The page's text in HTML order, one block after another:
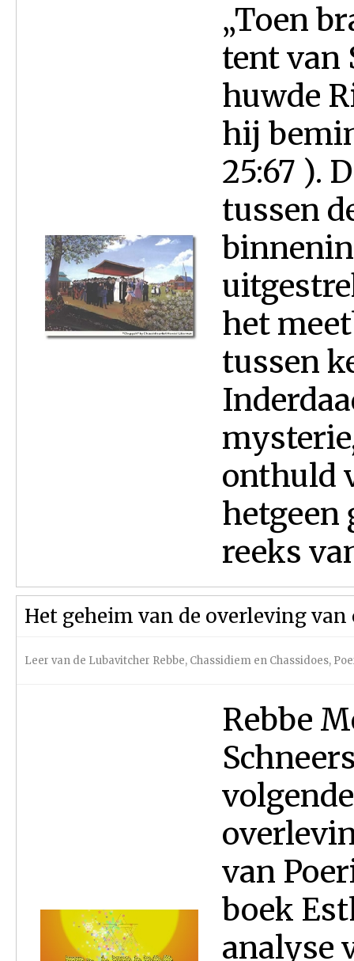
„Toen
tent van
huwde
hij
25:67 ).
tussen
het
tussen
onthuld
hetgeen
reeks
Het geheim van de overleving
Leer van de Lubavitcher Rebbe, Chassidiem en Chassidoes,
Rebbe
van
boek
analyse